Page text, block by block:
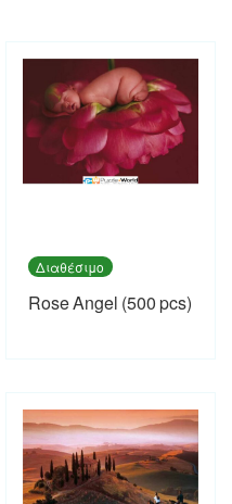
Διαθέσιμο
Rose Angel (500 pcs)